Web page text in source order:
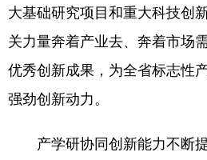
大基础研究项目和重大科技创
关力量奔着产业去、奔着市场
优秀创新成果，为全省标志性
强劲创新动力。
产学研协同创新能力不断